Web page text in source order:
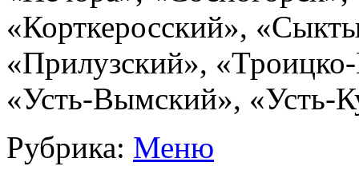
«Корткеросский»,
«Прилузский»,
«Усть-Вымский», «Усть-
Рубрика: Меню